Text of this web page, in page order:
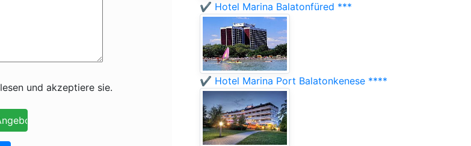
und akzeptiere sie.
✔️ Hotel Marina Balatonfüred ***
✔️ Hotel Marina Port Balatonkenese ****